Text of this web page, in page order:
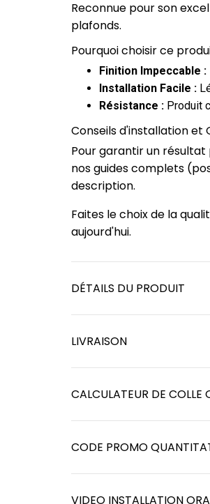
Reconnue pour son
plafonds.
Pourquoi choisir ce
Finition Impeccable :
Installation Facile :
Résistance : Produit
Conseils d'installation et
Pour garantir un résultat
nos guides complets
description.
Faites le choix de la
aujourd'hui.
DÉTAILS DU PRODUIT
LIVRAISON
CALCULATEUR DE COLLE
CODE PROMO
VIDEO INSTALLATION